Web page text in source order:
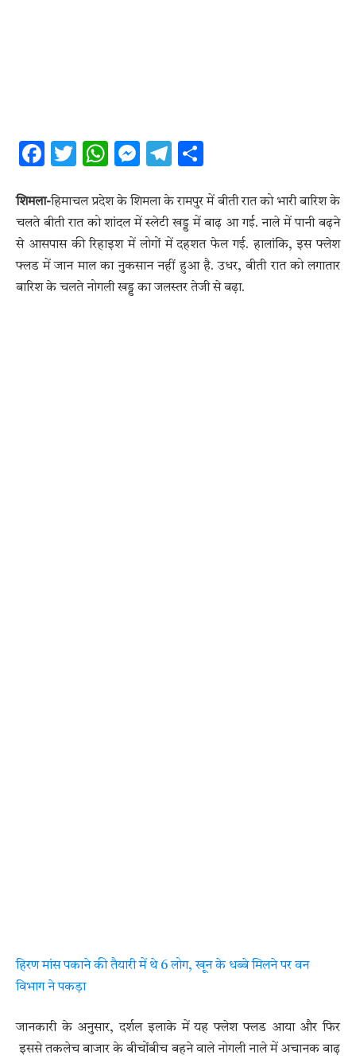
Facebook
Twitter
WhatsApp
Messenger
Telegram
शिमला-हिमाचल प्रदेश के शिमला के रामपुर में बीती रात को भारी बारिश के
चलते बीती रात को शांदल में स्लेटी खड्ड में बाढ़ आ गई. नाले में पानी बढ़ने
से आसपास की रिहाइश में लोगों में दहशत फेल गई. हालांकि, इस फ्लेश
फ्लड में जान माल का नुकसान नहीं हुआ है. उधर, बीती रात को लगातार
बारिश के चलते नोगली खड्ड का जलस्तर तेजी से बढ़ा.
हिरण मांस पकाने की तैयारी में थे 6 लोग, खून के धब्बे मिलने पर वन
विभाग ने पकड़ा
जानकारी के अनुसार, दर्शल इलाके में यह फ्लेश फ्लड आया और फिर
इससे तकलेच बाजार के बीचोंबीच बहने वाले नोगली नाले में अचानक बाढ़